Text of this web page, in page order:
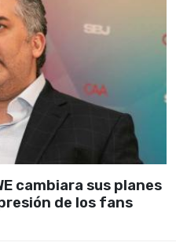
cambiara sus planes
de los fans